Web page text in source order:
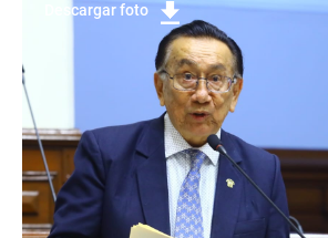
Descargar foto